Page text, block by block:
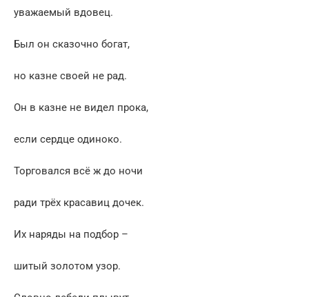
уважаемый вдовец.
Был он сказочно богат,
но казне своей не рад.
Он в казне не видел прока,
если сердце одиноко.
Торговался всё ж до ночи
ради трёх красавиц дочек.
Их наряды на подбор –
шитый золотом узор.